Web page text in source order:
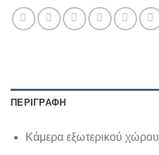
ΠΕΡΙΓΡΑΦΉ
Κάμερα εξωτερικού χώρου